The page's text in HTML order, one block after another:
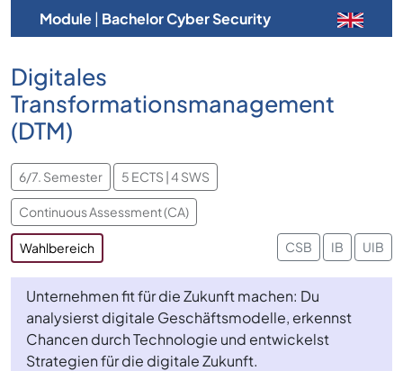
Module| Bachelor Cyber Security
Digitales
Transformationsmanagement
(DTM)
6/7. Semester 5 ECTS | 4 SWS
Continuous Assessment (CA)
Wahlbereich CSB IB UIB
Unternehmen fit für die Zukunft machen: Du
analysierst digitale Geschäftsmodelle, erkennst
Chancen durch Technologie und entwickelst
Strategien für die digitale Zukunft.